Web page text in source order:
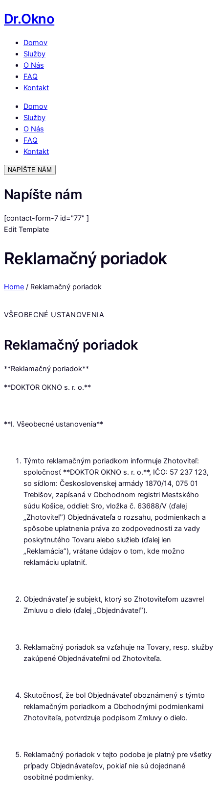
Dr.Okno
Domov
Služby
O Nás
FAQ
Kontakt
Domov
Služby
O Nás
FAQ
Kontakt
NAPÍŠTE NÁM
Napíšte nám
[contact-form-7 id="77" ]
Edit Template
Reklamačný poriadok
Home / Reklamačný poriadok
VŠEOBECNÉ USTANOVENIA
Reklamačný poriadok
**Reklamačný poriadok**
**DOKTOR OKNO s. r. o.**
**I. Všeobecné ustanovenia**
Týmto reklamačným poriadkom informuje Zhotoviteľ:
spoločnosť **DOKTOR OKNO s. r. o.**, IČO: 57 237 123,
so sídlom: Československej armády 1870/14, 075 01
Trebišov, zapísaná v Obchodnom registri Mestského
súdu Košice, oddiel: Sro, vložka č. 63688/V (ďalej
„Zhotoviteľ”) Objednávateľa o rozsahu, podmienkach a
spôsobe uplatnenia práva zo zodpovednosti za vady
poskytnutého Tovaru alebo služieb (ďalej len
„Reklamácia”), vrátane údajov o tom, kde možno
reklamáciu uplatniť.
Objednávateľ je subjekt, ktorý so Zhotoviteľom uzavrel
Zmluvu o dielo (ďalej „Objednávateľ”).
Reklamačný poriadok sa vzťahuje na Tovary, resp. služby
zakúpené Objednávateľmi od Zhotoviteľa.
Skutočnosť, že bol Objednávateľ oboznámený s týmto
reklamačným poriadkom a Obchodnými podmienkami
Zhotoviteľa, potvrdzuje podpisom Zmluvy o dielo.
Reklamačný poriadok v tejto podobe je platný pre všetky
prípady Objednávateľov, pokiaľ nie sú dojednané
osobitné podmienky.